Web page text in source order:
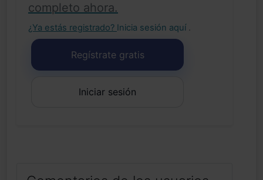
completo ahora.
¿Ya estás registrado? Inicia sesión aquí .
Regístrate gratis
Iniciar sesión